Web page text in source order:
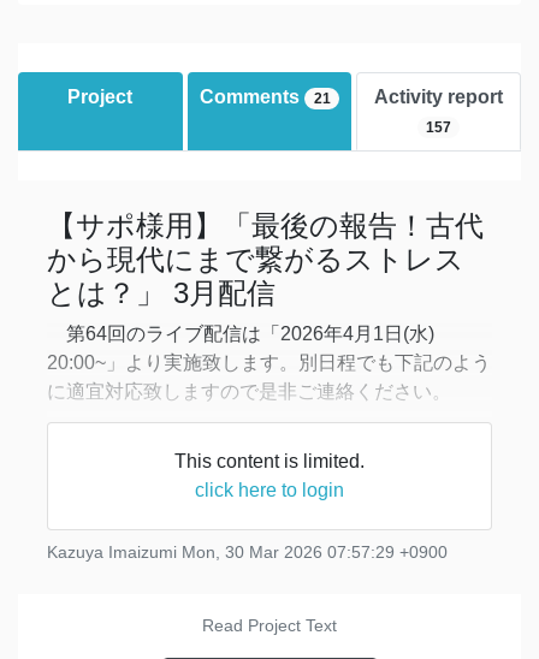
Project Comments 21 Activity report
157
【サポ様用】「最後の報告！古代
から現代にまで繋がるストレス
とは？」 3月配信
第64回のライブ配信は「2026年4月1日(水)
20:00~」より実施致します。別日程でも下記のよう
に適宜対応致しますので是非ご連絡ください。
のMMEの最後の基礎理論（4番目）である「アクセ
ス制限ストレス理論論文」について説明します。ス
トレスは
This content is limited.
click here to login
Kazuya Imaizumi Mon, 30 Mar 2026 07:57:29 +0900
Read Project Text